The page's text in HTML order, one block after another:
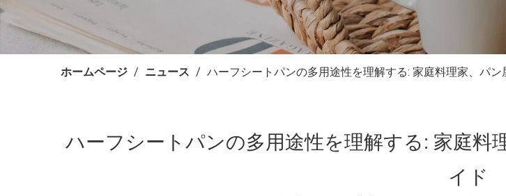
ホームページ / ニュース / ハーフシートパンの多用途性を理解する: 家庭料理家、パ
ハーフシートパンの多用途性を理解する: 家庭
イド